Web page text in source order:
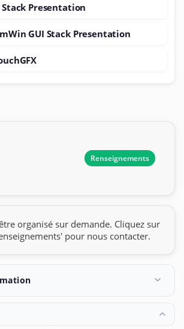
Stack Presentation
GUI Stack Presentation
Renseignements
organisé sur demande. Cliquez sur
pour nous contacter.